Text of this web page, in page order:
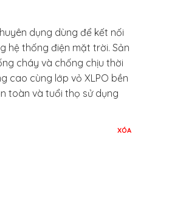
dụng dùng để kết nối
hệ thống điện mặt trời. Sản
cháy và chống chịu thời
cao cùng lớp vỏ XLPO bền
toàn và tuổi thọ sử dụng
XÓA